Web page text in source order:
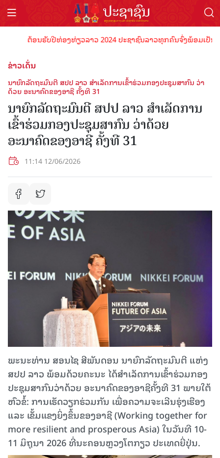
ຕ້ອນຮັບປີທ່ອງທ່ຽວລາວ 2024 ປະຊາຊົນລາວທຸກຄົນຈົ່ງພ້ອມເປັນເຈົ້
ຂ່າວເດັ່ນ
ນາຍົກລັດຖະມົນຕີ ສປປ ລາວ ສຳເລັດການເຂົ້າຮ່ວມກອງປະຊຸມສາກົນ ວ່າ
ດ້ວຍ ອະນາຄົດຂອງອາຊີ ຄັ້ງທີ 31
ນາຍົກລັດຖະມົນຕີ ສປປ ລາວ ສຳເລັດການ
ເຂົ້າຮ່ວມກອງປະຊຸມສາກົນ ວ່າດ້ວຍ
ອະນາຄົດຂອງອາຊີ ຄັ້ງທີ 31
11:14 12/06/2026
ພະນະທ່ານ ສອນໄຊ ສີພັນດອນ ນາຍົກລັດຖະມົນຕີ ແຫ່ງ
ສປປ ລາວ ພ້ອມດ້ວຍຄະນະ ໄດ້ສຳເລັດການເຂົ້າຮ່ວມກອງ​
ປະຊຸມ​ສາກົນວ່າດ້ວຍ ອະນາຄົດ​ຂອງ​ອາຊີຄັ້ງ​ທີ 31 ພາຍໃຕ້
ຫົວຂໍ້: ການເຮັດວຽກຮ່ວມກັນ ເພື່ອຄວາມຈະເລີນຮຸ່ງເຮືອງ
ແລະ ເຂັ້ມແຂງຍິ່ງຂຶ້ນຂອງອາຊີ (Working together for
more resilient and prosperous Asia) ໃນວັນ​ທີ 10-
11 ມິຖຸນາ 2026 ທີ່ນະຄອນຫຼວງໂຕກຽວ ປະເທດຍີ່ປຸ່ນ.